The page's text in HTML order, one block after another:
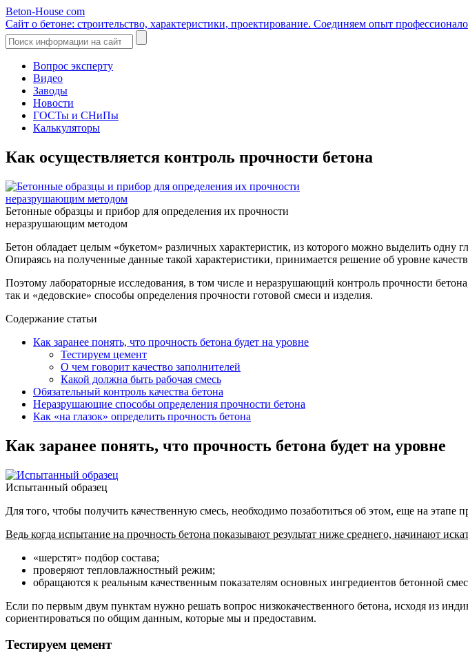
Beton-House com
Сайт о бетоне: строительство, характеристики, проектирование. Соединяем опыт
Вопрос эксперту
Видео
Заводы
Новости
ГОСТы и СНиПы
Калькуляторы
Как осуществляется контроль прочности бетона
Бетонные образцы и прибор для определения их прочности
неразрушающим методом
Бетон обладает целым «букетом» различных характеристик, из которого можно выделить
Опираясь на полученные данные такой характеристики, принимается решение об уровне
Поэтому лабораторные исследования, в том числе и неразрушающий контроль прочности
так и «дедовские» способы определения прочности готовой смеси и изделия.
Содержание статьи
Как заранее понять, что прочность бетона будет на уровне
Тестируем цемент
О чем говорит качество заполнителей
Какой должна быть рабочая смесь
Обязательный контроль качества бетона
Неразрушающие способы определения прочности бетона
Как «на глазок» определить прочность бетона
Как заранее понять, что прочность бетона будет на уровне
Испытанный образец
Для того, чтобы получить качественную смесь, необходимо позаботиться об этом, еще на этапе
Ведь когда испытание на прочность бетона показывают результат ниже среднего, начинают
«шерстят» подбор состава;
проверяют тепловлажностный режим;
обращаются к реальным качественным показателям основных ингредиентов бетонной
Если по первым двум пунктам нужно решать вопрос низкокачественного бетона, исходя из
сориентироваться по общим данным, которые мы и предоставим.
Тестируем цемент